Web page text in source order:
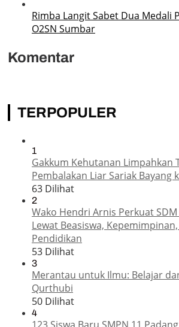
Rimba Langit Sabet Dua Medali
O2SN Sumbar
Komentar
TERPOPULER
1
Gakkum Kehutanan Limpahkan
Pembalakan Liar Sariak Bayang
63 Dilihat
2
Wako Hendri Arnis Perkuat
Lewat Beasiswa,
Pendidikan
53 Dilihat
3
Merantau untuk Ilmu: Belajar
Qurthubi
50 Dilihat
4